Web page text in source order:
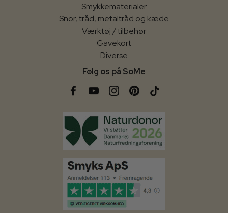
Smykkematerialer
Snor, tråd, metaltråd og kæde
Værktøj / tilbehør
Gavekort
Diverse
Følg os på SoMe